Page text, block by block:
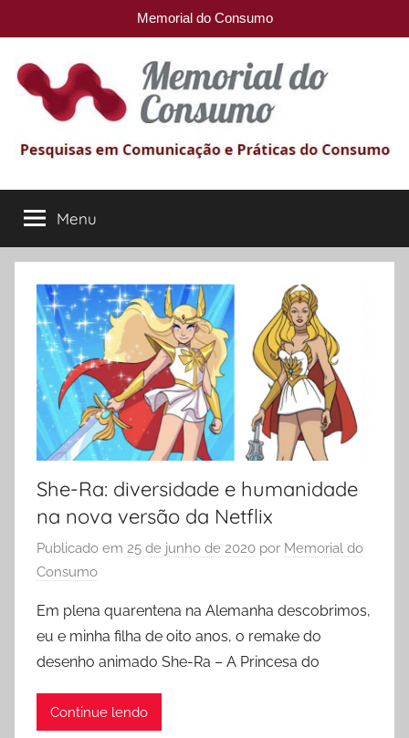
Memorial do Consumo
para
conteúdo
Memorial
do
Consumo
comunicação
e
Práticas
Consumo
Menu
She-Ra: diversidade e humanidade
na nova versão da Netflix
Publicado em 25 de junho de 2020 por Memorial do
Consumo
Em plena quarentena na Alemanha descobrimos,
eu e minha filha de oito anos, o remake do
desenho animado She-Ra – A Princesa do
Continue lendo